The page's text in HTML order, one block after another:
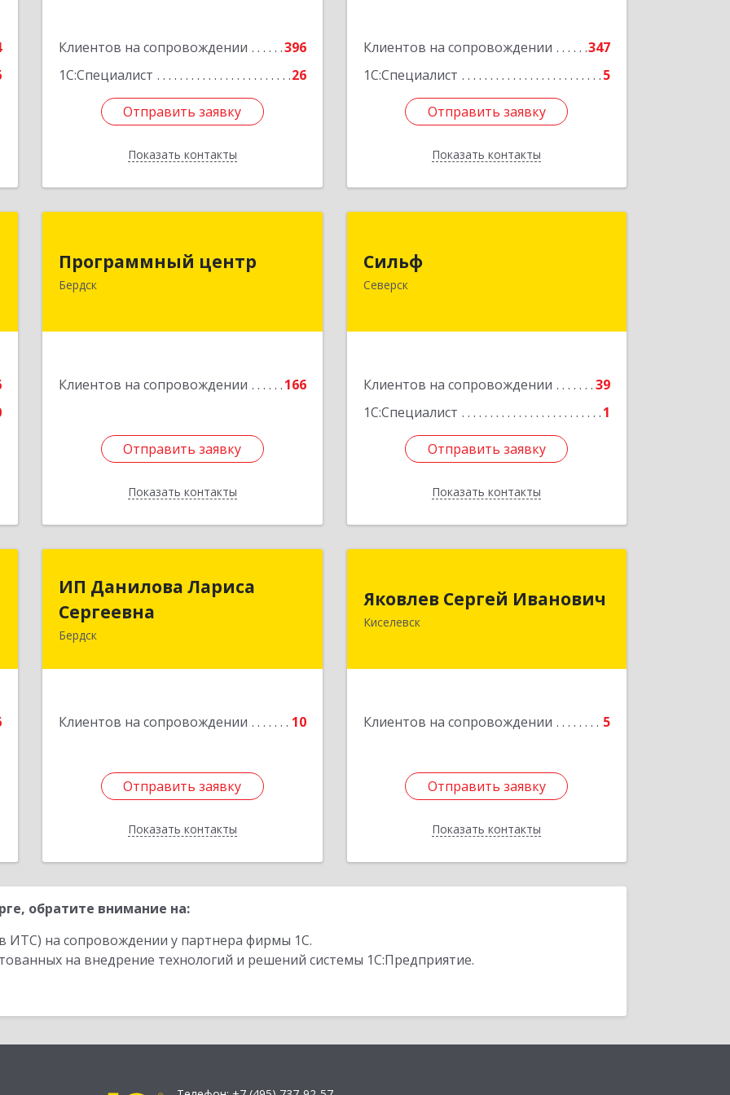
Клиентов на сопровождении
396
1С:Специалист
26
Отправить заявку
Показать контакты
этаж 3, пом.2, оф.301
Отправить заявку
Назад
Клиентов на сопровождении
347
1С:Специалист
5
Отправить заявку
Показать контакты
Отправить заявку
Назад
Программный центр
Бердск
Клиентов на сопровождении 166
Отправить заявку
Показать контакты
633004, Новосибирская обл, Бердск г,
Подробнее
Отправить заявку
Назад
Сильф
Северск
Клиентов на сопровождении
39
1С:Специалист
1
Отправить заявку
Показать контакты
636000, Томская обл, Северск г,
Подробнее
Отправить заявку
Назад
ИП Данилова Лариса
Сергеевна
Бердск
Клиентов на сопровождении 10
Отправить заявку
Показать контакты
Сергеевна
633004, Новосибирская обл, Бердск г,
Отправить заявку
Назад
Яковлев Сергей Иванович
Киселевск
Клиентов на сопровождении 5
Отправить заявку
Показать контакты
650002, Кемеровская обл, г.Кемерово,
пр-т Шахтеров, дом № 90, кв.104
Подробнее
Отправить заявку
Назад
обратите внимание на:
ИТС) на сопровождении у партнера фирмы 1С.
на внедрение технологий и решений системы 1С:Предприятие.